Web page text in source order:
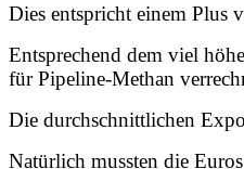
Dies entspricht einem Plus
Entsprechend dem viel
für Pipeline-Methan
Die durchschnittlichen
Natürlich mussten die